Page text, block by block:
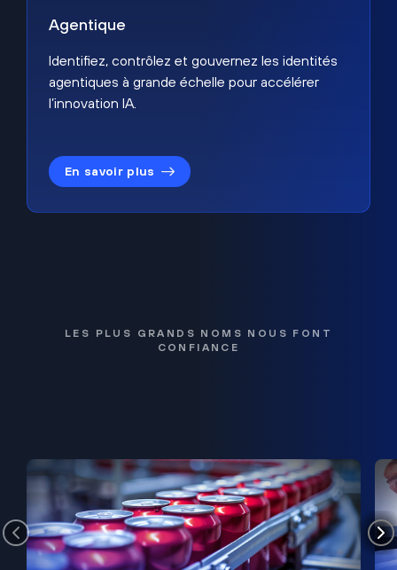
Agentique
Identifiez, contrôlez et gouvernez les identités
agentiques à grande échelle pour accélérer
l’innovation IA.
En savoir plus
LES PLUS GRANDS NOMS NOUS FONT
CONFIANCE